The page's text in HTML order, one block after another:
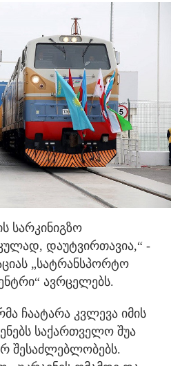
სარკინიგზო
დაუტვირთავია,“ -
„სატრანსპორტო
ავრცელებს.
ჩაატარა კვლევა იმის
საქართველო შუა
შესაძლებლობებს.